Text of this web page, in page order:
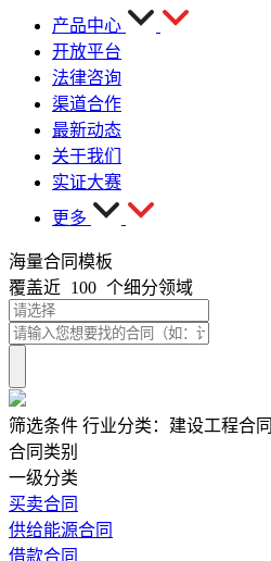
产品中心
开放平台
法律咨询
渠道合作
最新动态
关于我们
实证大赛
更多
海量合同模板
覆盖近 100 个细分领域
筛选条件 行业分类： 建设工程合同
合同类别
一级分类
买卖合同
供给能源合同
借款合同